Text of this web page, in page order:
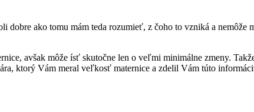
dobre ako tomu mám teda rozumieť, z čoho to vzniká a nemôže
avšak môže ísť skutočne len o veľmi minimálne zmeny.
ktorý Vám meral veľkosť maternice a zdelil Vám túto